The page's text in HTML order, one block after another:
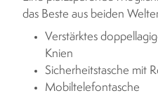
das Beste aus beiden
Verstärktes
Knien
Sicherheitstasche mit
Mobiltelefontasche